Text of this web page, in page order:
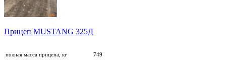
Прицеп MUSTANG 325Д
полная масса прицепа, кг 749